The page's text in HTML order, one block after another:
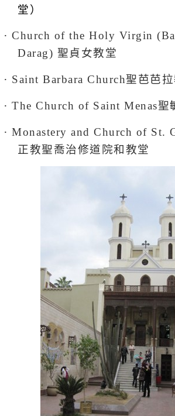
堂）
․ Church of the Holy Virgin
Darag) 聖 貞女教堂
․ Saint Barbara Church聖芭芭
․ The Church of Saint Menas聖
․ Monastery and Church of St.
正教聖喬治修道院和教堂